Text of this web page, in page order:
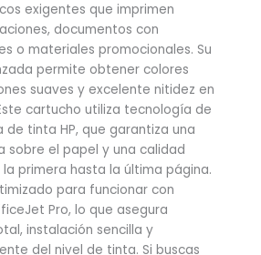
exigentes que imprimen
documentos con
o materiales promocionales. Su
permite obtener colores
suaves y excelente nitidez en
cartucho utiliza tecnología de
tinta HP, que garantiza una
sobre el papel y una calidad
primera hasta la última página.
para funcionar con
Pro, lo que asegura
instalación sencilla y
del nivel de tinta. Si buscas